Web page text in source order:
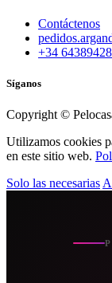
Contáctenos
+34
Síganos
Copyright ©
Utilizamos cookies
en este sitio web.
Solo las necesarias